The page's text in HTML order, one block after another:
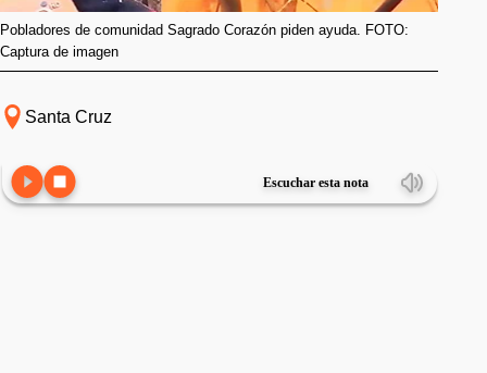
Pobladores de comunidad Sagrado Corazón piden ayuda. FOTO:
Captura de imagen
Santa Cruz
Escuchar esta nota